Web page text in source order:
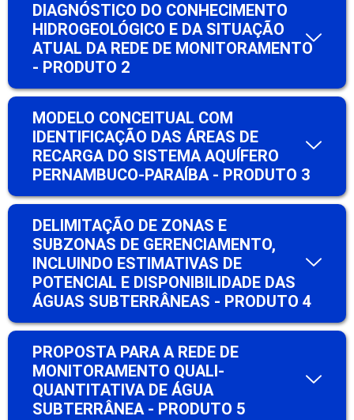
DIAGNÓSTICO DO CONHECIMENTO
HIDROGEOLÓGICO E DA SITUAÇÃO
ATUAL DA REDE DE MONITORAMENTO
- PRODUTO 2
MODELO CONCEITUAL COM
IDENTIFICAÇÃO DAS ÁREAS DE
RECARGA DO SISTEMA AQUÍFERO
PERNAMBUCO-PARAÍBA - PRODUTO 3
DELIMITAÇÃO DE ZONAS E
SUBZONAS DE GERENCIAMENTO,
INCLUINDO ESTIMATIVAS DE
POTENCIAL E DISPONIBILIDADE DAS
ÁGUAS SUBTERRÂNEAS - PRODUTO 4
PROPOSTA PARA A REDE DE
MONITORAMENTO QUALI-
QUANTITATIVA DE ÁGUA
SUBTERRÂNEA - PRODUTO 5